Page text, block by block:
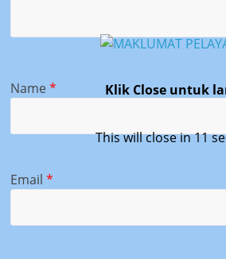
Name*
Email*
Klik Close untuk
This will close in11